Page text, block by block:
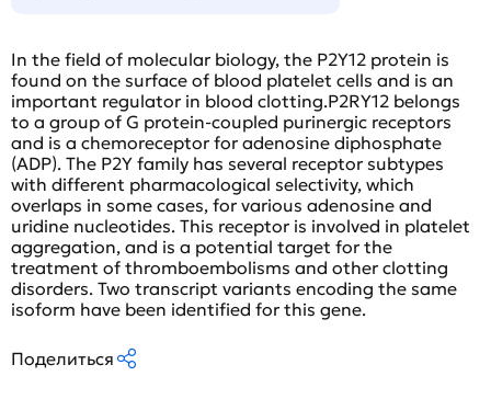
In the field of molecular biology, the P2Y12 protein is
found on the surface of blood platelet cells and is an
important regulator in blood clotting.P2RY12 belongs
to a group of G protein-coupled purinergic receptors
and is a chemoreceptor for adenosine diphosphate
(ADP). The P2Y family has several receptor subtypes
with different pharmacological selectivity, which
overlaps in some cases, for various adenosine and
uridine nucleotides. This receptor is involved in platelet
aggregation, and is a potential target for the
treatment of thromboembolisms and other clotting
disorders. Two transcript variants encoding the same
isoform have been identified for this gene.
Поделиться